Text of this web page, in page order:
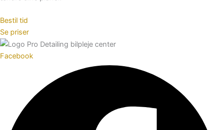
Bestil tid
Se priser
Facebook